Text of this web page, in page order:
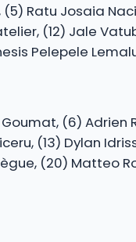
(5) Ratu Josaia
(12) Jale
Pelepele
(6) Adrien
(13) Dylan
(20) Matteo